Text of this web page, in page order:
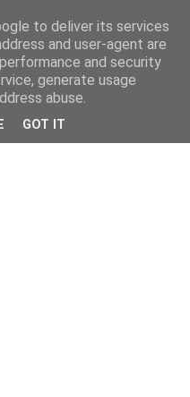
to deliver its services
and user-agent are
and security
generate usage
abuse.
GOT IT